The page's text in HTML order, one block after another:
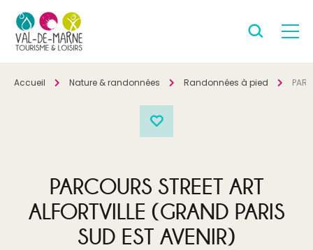
Accueil Nature & randonnées Randonnées à pied
PARCOURS STREET ART
ALFORTVILLE (GRAND PARIS
SUD EST AVENIR)